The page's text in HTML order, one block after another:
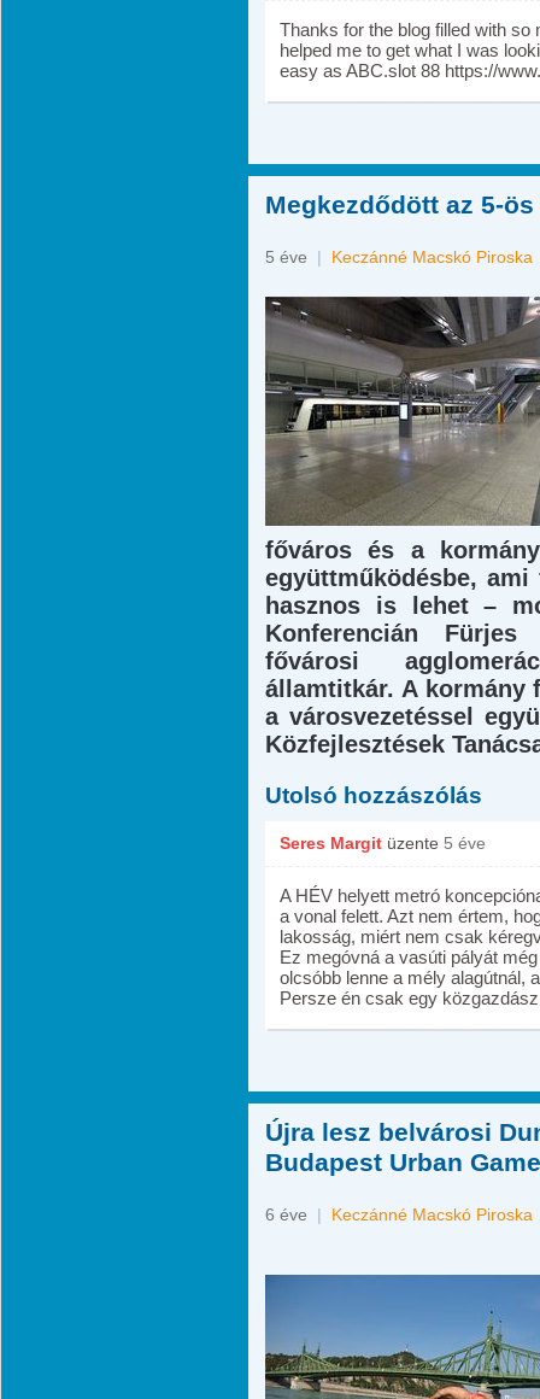
Thanks for the blog filled with
helped me to get what I was
easy as ABC.slot 88 https://
Megkezdődött az 5-
5 éve | Keczánné Macskó Piroska
főváros és a
együttműködésbe,
hasznos is lehet –
Konferencián
fővárosi
államtitkár. A kormány
a városvezetéssel
Közfejlesztések
Utolsó hozzászólás
Seres Margit üzente 5 éve
A HÉV helyett metró
a vonal felett. Azt nem értem,
lakosság, miért nem csak
Ez megóvná a vasúti pályát
olcsóbb lenne a mély alagútnál,
Persze én csak egy
Újra lesz belvárosi
Budapest Urban
6 éve | Keczánné Macskó Piroska